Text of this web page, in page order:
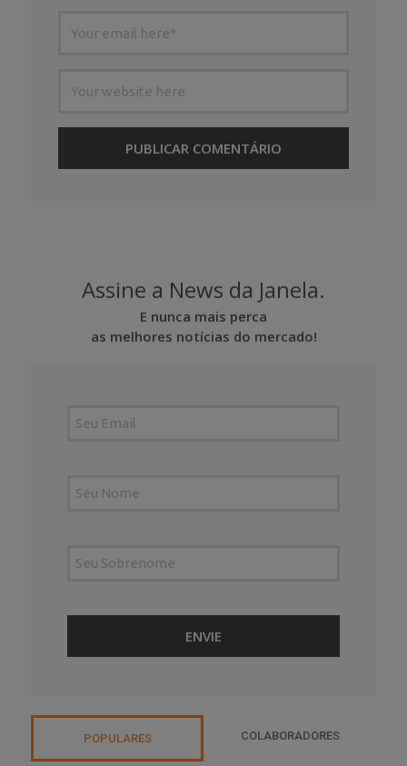
Assine a News da Janela.
E nunca mais perca
as melhores notícias do mercado!
POPULARES COLABORADORES